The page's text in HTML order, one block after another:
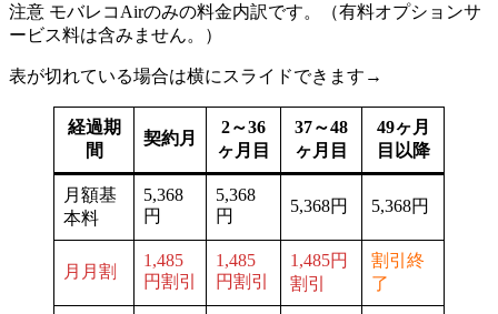
注意 モバレコAirのみの料金内訳です。（有料オプションサ
ービス料は含みません。）
表が切れている場合は横にスライドできます→
経過期
間
契約月
2～36
ヶ月目
37～48
ヶ月目
49ヶ月
目以降
月額基
本料
5,368
円
5,368
円
5,368円 5,368円
月月割
1,485
円割引
1,485
円割引
1,485円
割引
割引終
了